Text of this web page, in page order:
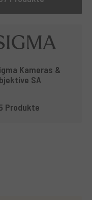
Kameras &
SA
Produkte